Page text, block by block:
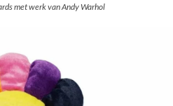
met werk van Andy Warhol